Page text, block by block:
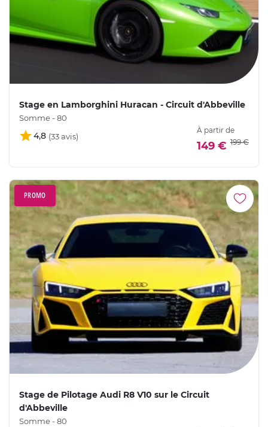
Stage en Lamborghini Huracan - Circuit d'Abbeville
Somme - 80
4,8
À partir de
149 € 199 €
PROMO
Stage de Pilotage Audi R8 V10 sur le Circuit
d'Abbeville
Somme - 80